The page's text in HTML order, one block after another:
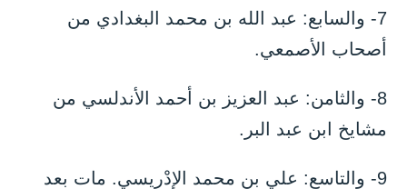
7- والسابع: عبد الله بن محمد البغدادي من
أصحاب الأصمعي.
8- والثامن: عبد العزيز بن أحمد الأندلسي من
مشايخ ابن عبد البر.
9- والتاسع: علي بن محمد الإدْريسي. مات بعد